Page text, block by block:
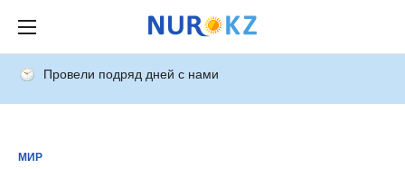
Провели подряд дней с нами
МИР